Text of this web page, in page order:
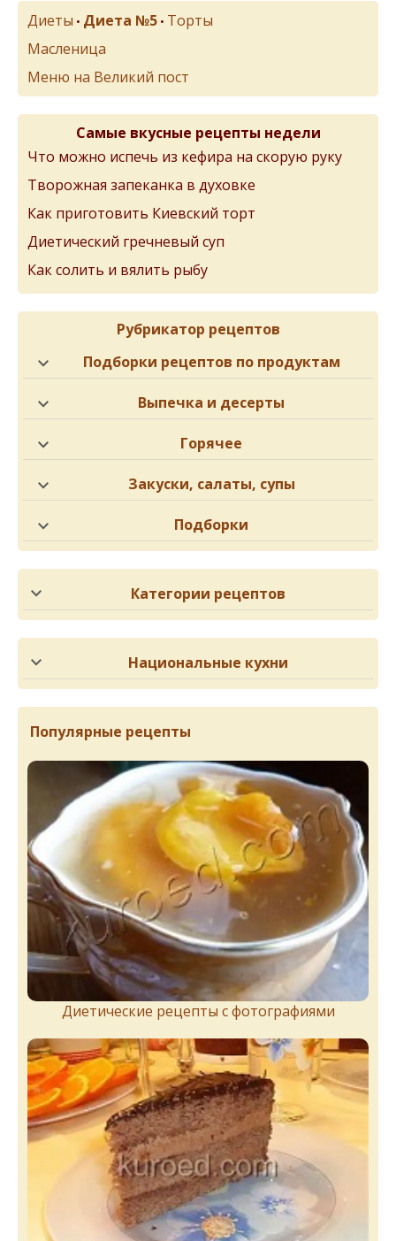
Диеты • Диета №5 • Торты
Масленица
Меню на Великий пост
Самые вкусные рецепты недели
Что можно испечь из кефира на скорую руку
Творожная запеканка в духовке
Как приготовить Киевский торт
Диетический гречневый суп
Как солить и вялить рыбу
Рубрикатор рецептов
Подборки рецептов по продуктам
Выпечка и десерты
Горячее
Закуски, салаты, супы
Подборки
Категории рецептов
Национальные кухни
Популярные рецепты
Диетические рецепты с фотографиями